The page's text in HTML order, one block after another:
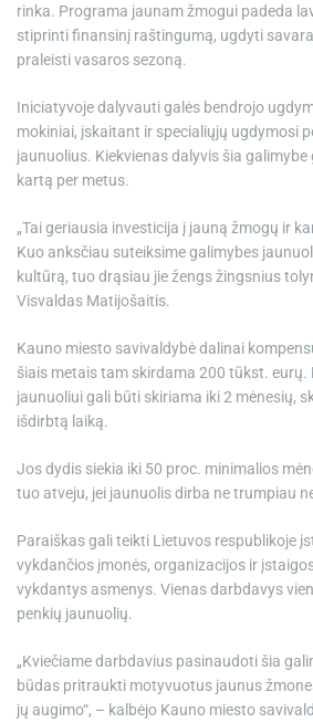
rinka. Programa jaunam žmogui padeda
stiprinti finansinį raštingumą, ugdyti
praleisti vasaros sezoną.
Iniciatyvoje dalyvauti galės bendrojo
mokiniai, įskaitant ir specialiųjų ugdymosi
jaunuolius. Kiekvienas dalyvis šia
kartą per metus.
„Tai geriausia investicija į jauną žmogų ir
Kuo anksčiau suteiksime galimybes
kultūrą, tuo drąsiau jie žengs žingsnius
Visvaldas Matijošaitis.
Kauno miesto savivaldybė dalinai
šiais metais tam skirdama 200 tūkst. eurų.
jaunuoliui gali būti skiriama iki 2 mėnesių,
išdirbtą laiką.
Jos dydis siekia iki 50 proc. minimalios
tuo atveju, jei jaunuolis dirba ne trumpiau
Paraiškas gali teikti Lietuvos respublikoje
vykdančios įmonės, organizacijos ir
vykdantys asmenys. Vienas darbdavys
penkių jaunuolių.
„Kviečiame darbdavius pasinaudoti šia
būdas pritraukti motyvuotus jaunus
jų augimo“, – kalbėjo Kauno miesto